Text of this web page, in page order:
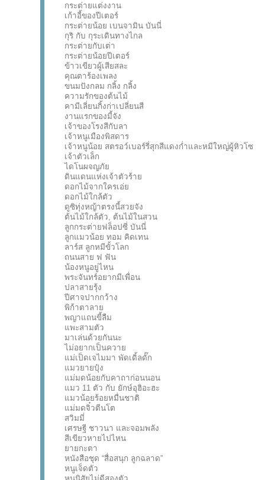
กระต่ายแต่งงาน
เก้าอี้ของปีเตอร์
กระต่ายน้อย เบนจามิน บันนี่
กุริ กับ กุระเดินทางไกล
กระต่ายกับเต่า
กระต่ายน้อยปีเตอร์
ข้าวเขียวผู้เสียสละ
คุณตาร้องเพลง
ขนมปังกลม กลิ้ง กลิ้ง
ความรักของต้นไม้
คามีเลี่ยนกิ้งก่าเปลี่ยนสี
งานแรกของมี้จัง
เจ้าของโรงสีกับลา
เจ้าหนูเมืองพิสดาร
เจ้าหนูน้อย สตรอว์เบอร์รี่สุกสีแดงก่ำและหมีใหญ่ผู้หิวโซ
เจ้าตัวเล็ก
ไดโนผจญภัย
ดินแดนแห่งเจ้าตัวร้าย
ดอกไม้จากใครเอ่ย
ดอกไม้ใกล้ตัว
ดูซิทุ่งหญ้าตรงนี้สวยจัง
ต้นไม้ใกล้ตัว, ต้นไม้ในสวน
ลูกกระต่ายฟล็อปซี่ บันนี่
ลูกแมวน้อย ทอม คิดเทน
ลาร์ส ลูกหมีขั้วโลก
ถนนสาย ฟ ฟัน
น้องหนูอยู่ไหน
พระจันทร์อยากมีเพื่อน
ปลาสายรุ้ง
ปีศาจปากกว้าง
พิก้าตาลาย
พญาแถนขี้ลืม
แพะสามตัว
มาเล่นด้วยกันนะ
ไม่อยากเป็นควาย
แม่เป็ดเจไมมา พัดเดิ้ลดั๊ก
แมวยายปุ๋ง
แม่มดน้อยกับคาถาก่อนนอน
แมว 11 ตัว กับ ยักษ์อุฮิอะฮะ
แมวน้อยร้อยหมื่นชาติ
แม่มดจิ๋วตีนโต
สวิมมี่
เศรษฐี ชาวนา และจอมพลัง
สีเขียวหายไปไหน
ยายกะตา
หนังสือชุด “สื่อสนุก ลูกฉลาด”
หนูเจ็ดตัว